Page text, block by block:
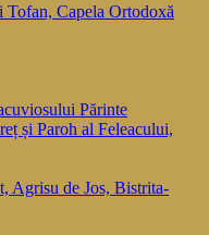
Capela Ortodoxă
Părinte
și Paroh al Feleacului,
Agrisu de Jos, Bistrita-